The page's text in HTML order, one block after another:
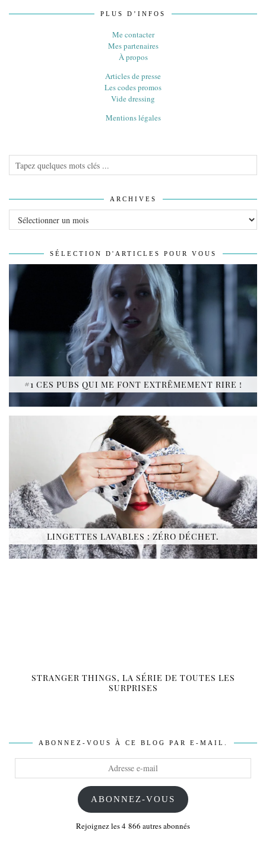
PLUS D’INFOS
Me contacter
Mes partenaires
À propos
Articles de presse
Les codes promos
Vide dressing
Mentions légales
ARCHIVES
SÉLECTION D'ARTICLES POUR VOUS
#1 CES PUBS QUI ME FONT EXTRÊMEMENT RIRE !
LINGETTES LAVABLES : ZÉRO DÉCHET.
STRANGER THINGS, LA SÉRIE DE TOUTES LES
SURPRISES
ABONNEZ-VOUS À CE BLOG PAR E-MAIL.
ABONNEZ-VOUS
Rejoignez les 4 866 autres abonnés